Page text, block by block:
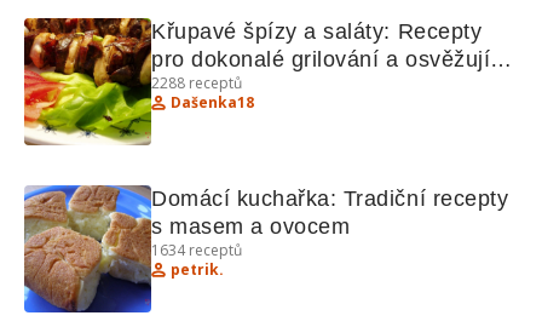
Křupavé špízy a saláty: Recepty
pro dokonalé grilování a osvěžující
saláty
2288 receptů
Dašenka18
Domácí kuchařka: Tradiční recepty
s masem a ovocem
1634receptů
petrik.